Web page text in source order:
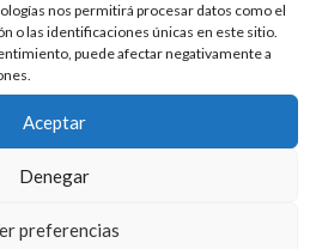
nos permitirá procesar datos como el
o las identificaciones únicas en este sitio.
puede afectar negativamente a
Aceptar
Denegar
preferencias
de
entre
de
y